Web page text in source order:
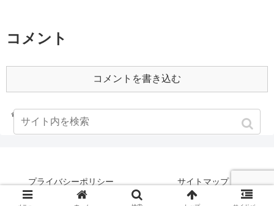
コメント
コメントを書き込む
プライバシーポリシー サイトマップ
©何もなさなかった男の記録